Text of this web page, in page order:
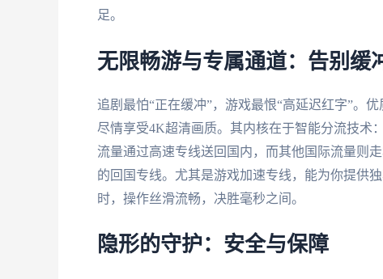
足。
无限畅游与专属通道：告别缓
追剧最怕“正在缓冲”，游戏最恨“高延迟红字”。
尽情享受4K超清画质。其内核在于智能分流技术
流量通过高速专线送回国内，而其他国际流量则
的回国专线。尤其是游戏加速专线，能为你提供
时，操作丝滑流畅，决胜毫秒之间。
隐形的守护：安全与保障